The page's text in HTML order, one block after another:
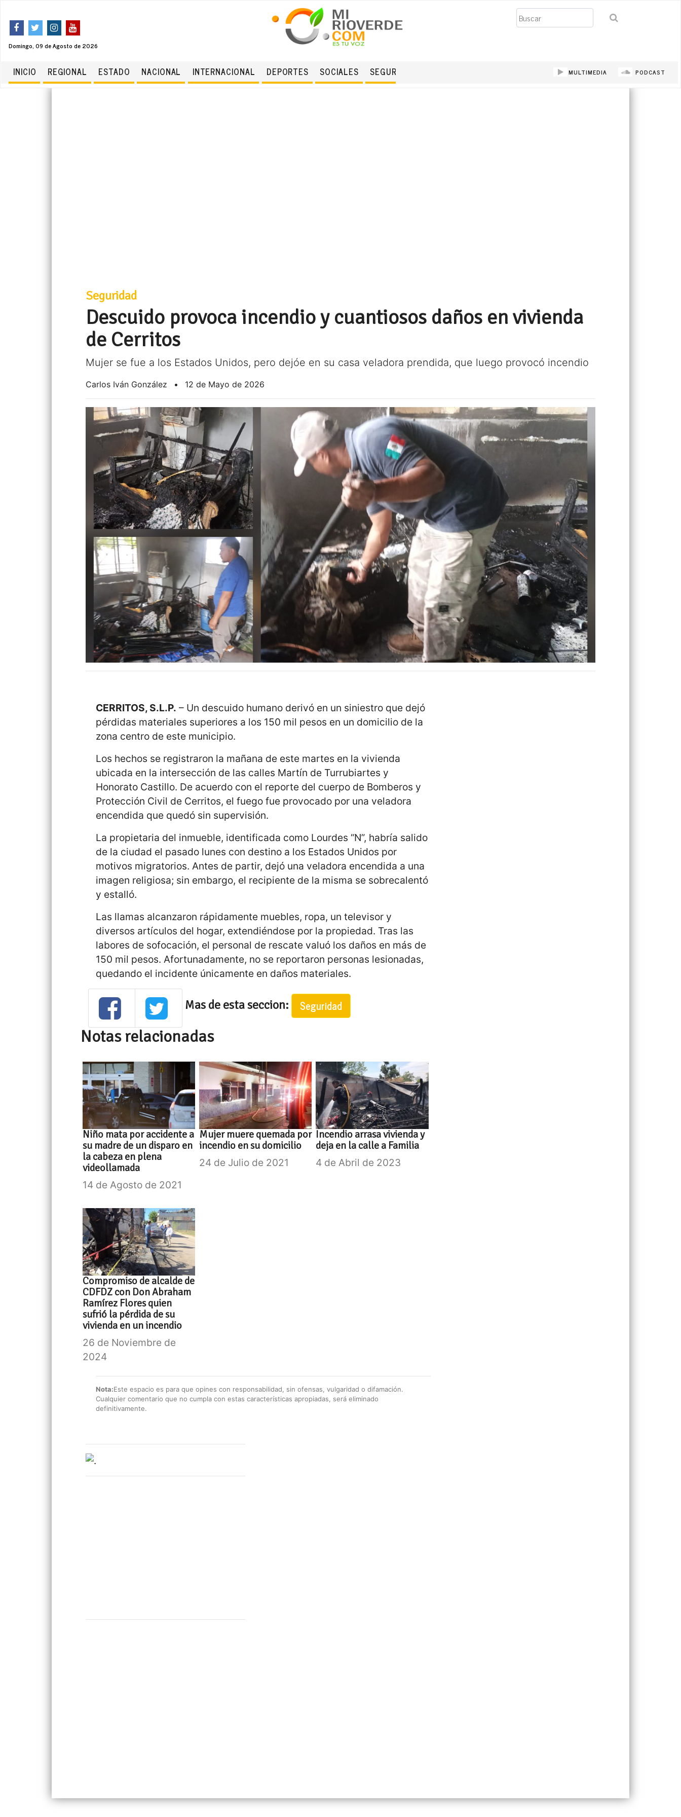
Domingo, 09 de Agosto de 2026
Buscar
INICIO REGIONAL ESTADO NACIONAL INTERNACIONAL DEPORTES SOCIALES SEGURIDAD MULTIMEDIA PODCAST
Seguridad
Descuido provoca incendio y cuantiosos daños en vivienda
de Cerritos
Mujer se fue a los Estados Unidos, pero dejóe en su casa veladora prendida, que luego provocó incendio
Carlos Iván González • 12 de Mayo de 2026
CERRITOS, S.L.P. – Un descuido humano derivó en un siniestro que dejó
pérdidas materiales superiores a los 150 mil pesos en un domicilio de la
zona centro de este municipio.
Los hechos se registraron la mañana de este martes en la vivienda
ubicada en la intersección de las calles Martín de Turrubiartes y
Honorato Castillo. De acuerdo con el reporte del cuerpo de Bomberos y
Protección Civil de Cerritos, el fuego fue provocado por una veladora
encendida que quedó sin supervisión.
La propietaria del inmueble, identificada como Lourdes “N”, habría salido
de la ciudad el pasado lunes con destino a los Estados Unidos por
motivos migratorios. Antes de partir, dejó una veladora encendida a una
imagen religiosa; sin embargo, el recipiente de la misma se sobrecalentó
y estalló.
Las llamas alcanzaron rápidamente muebles, ropa, un televisor y
diversos artículos del hogar, extendiéndose por la propiedad. Tras las
labores de sofocación, el personal de rescate valuó los daños en más de
150 mil pesos. Afortunadamente, no se reportaron personas lesionadas,
quedando el incidente únicamente en daños materiales.
Mas de esta seccion: Seguridad
Notas relacionadas
Niño mata por accidente a
su madre de un disparo en
la cabeza en plena
videollamada
14 de Agosto de 2021
Mujer muere quemada por
incendio en su domicilio
24 de Julio de 2021
Incendio arrasa vivienda y
deja en la calle a Familia
4 de Abril de 2023
Compromiso de alcalde de
CDFDZ con Don Abraham
Ramírez Flores quien
sufrió la pérdida de su
vivienda en un incendio
26 de Noviembre de
2024
Nota:Este espacio es para que opines con responsabilidad, sin ofensas, vulgaridad o difamación.
Cualquier comentario que no cumpla con estas características apropiadas, será eliminado
definitivamente.